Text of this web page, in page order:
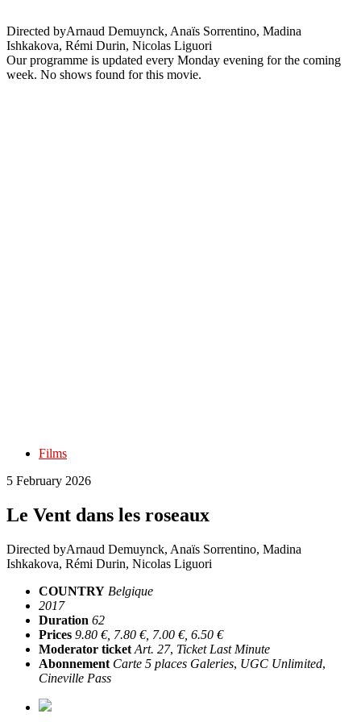
Directed byArnaud Demuynck, Anaïs Sorrentino, Madina
Ishkakova, Rémi Durin, Nicolas Liguori
Our programme is updated every Monday evening for the coming
week. No shows found for this movie.
Films
5 February 2026
Le Vent dans les roseaux
Directed byArnaud Demuynck, Anaïs Sorrentino, Madina
Ishkakova, Rémi Durin, Nicolas Liguori
COUNTRY Belgique
2017
Duration 62
Prices 9.80 €, 7.80 €, 7.00 €, 6.50 €
Moderator ticket Art. 27, Ticket Last Minute
Abonnement Carte 5 places Galeries, UGC Unlimited,
Cineville Pass